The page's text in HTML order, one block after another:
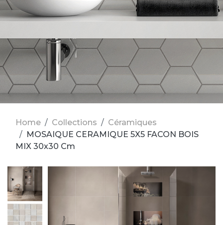
Home Collections
Céramiques
MOSAIQUE CERAMIQUE 5X5 FACON BOIS
MIX 30x30 Cm